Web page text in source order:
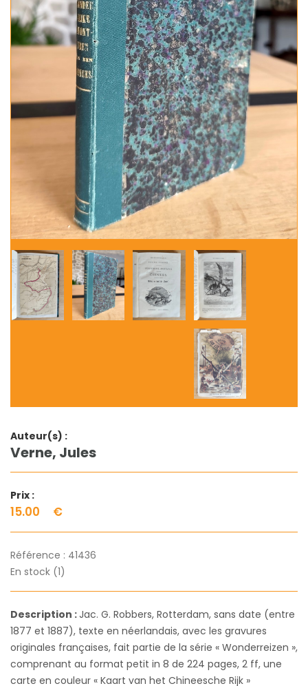
Auteur(s) :
Verne, Jules
Prix :
15.00 €
Référence : 41436
En stock (1)
Description :Jac. G. Robbers, Rotterdam, sans date (entre
1877 et 1887), texte en néerlandais, avec les gravures
originales françaises, fait partie de la série « Wonderreizen »,
comprenant au format petit in 8 de 224 pages, 2 ff, une
carte en couleur « Kaart van het Chineesche Rijk »